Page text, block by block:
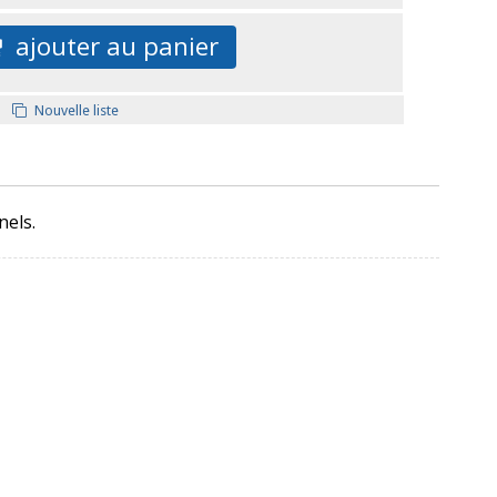
ajouter au panier
Nouvelle liste